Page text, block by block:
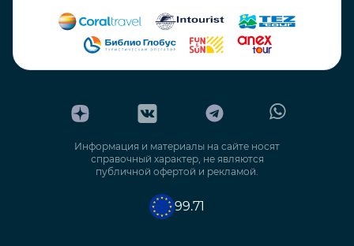
Информация и материалы на сайте носят
справочный характер, не являются
публичной офертой и рекламой.
99.71